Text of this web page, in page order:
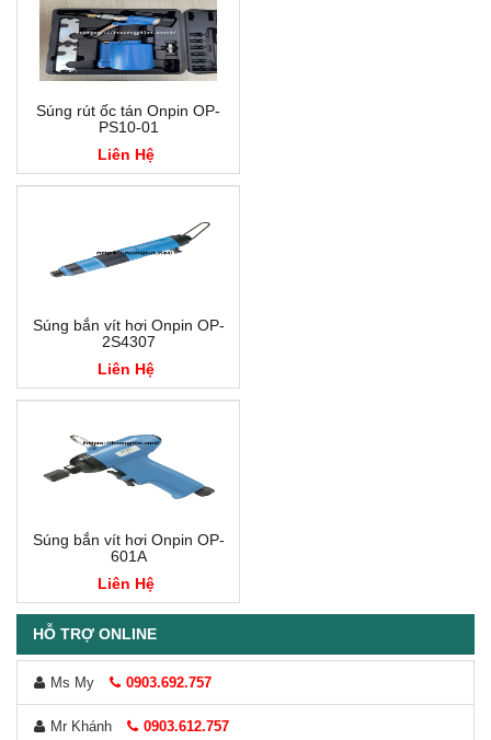
HỖ TRỢ ONLINE
Ms My 0903.692.757
Mr Khánh 0903.612.757
Súng rút ốc tán Onpin OP-
PS10-01
Liên Hệ
Súng bắn vít hơi Onpin OP-
2S4307
Liên Hệ
Súng bắn vít hơi Onpin OP-
601A
Liên Hệ